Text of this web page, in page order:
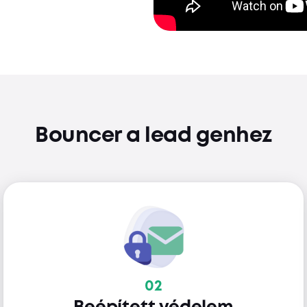
Bouncer a lead genhez
02